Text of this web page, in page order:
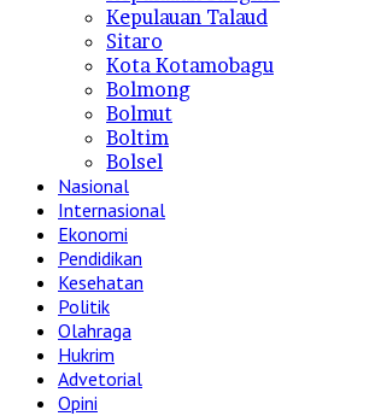
Kepulauan Talaud
Sitaro
Kota Kotamobagu
Bolmong
Bolmut
Boltim
Bolsel
Nasional
Internasional
Ekonomi
Pendidikan
Kesehatan
Politik
Olahraga
Hukrim
Advetorial
Opini